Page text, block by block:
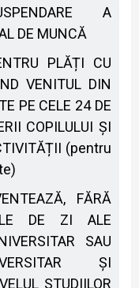
A
DE MUNCĂ
PLĂȚI CU
VENITUL DIN
PE CELE 24 DE
COPILULUI ȘI
(pentru
FĂRĂ
DE ZI ALE
SAU
ȘI
STUDIILOR